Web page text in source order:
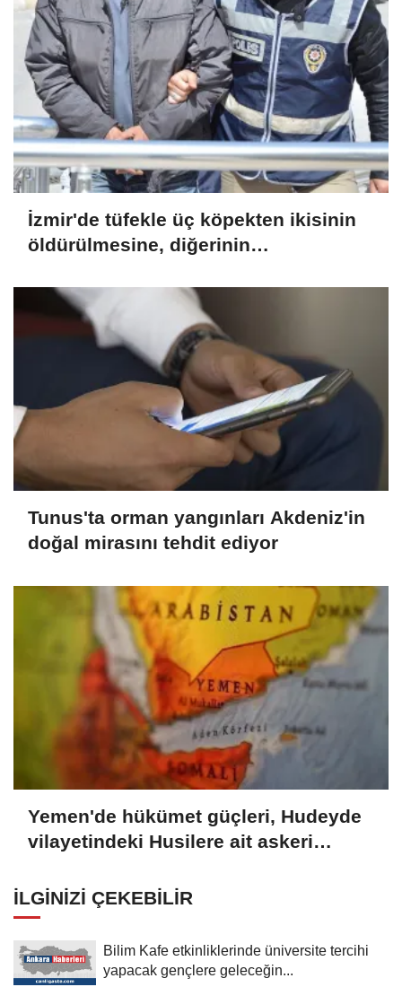
İzmir'de tüfekle üç köpekten ikisinin
öldürülmesine, diğerinin
yakalandı
Tunus'ta orman yangınları Akdeniz'in
doğal mirasını tehdit ediyor
Yemen'de hükümet güçleri, Hudeyde
vilayetindeki Husilere ait askeri
İLGINIZI ÇEKEBILIR
Bilim Kafe etkinliklerinde üniversite tercihi
yapacak gençlere geleceğin...